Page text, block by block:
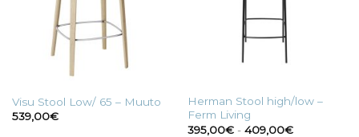
Visu Stool Low/ 65 – Muuto
539,00€
Herman Stool high/low –
Ferm Living
395,00€ - 409,00€Fascia